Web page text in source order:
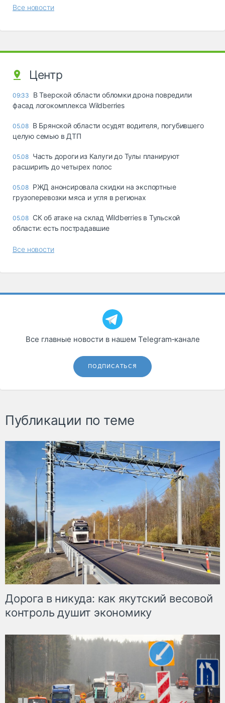
Все новости
Центр
09:33
В Тверской области обломки дрона повредили
фасад логокомплекса Wildberries
05.08 В Брянской области осудят водителя, погубившего
целую семью в ДТП
05.08 Часть дороги из Калуги до Тулы планируют
расширить до четырех полос
05.08 РЖД анонсировала скидки на экспортные
грузоперевозки мяса и угля в регионах
05.08 СК об атаке на склад Wildberries в Тульской
области: есть пострадавшие
Все новости
Все главные новости в нашем Telegram‑канале
ПОДПИСАТЬСЯ
Публикации по теме
Дорога в никуда: как якутский весовой
контроль душит экономику